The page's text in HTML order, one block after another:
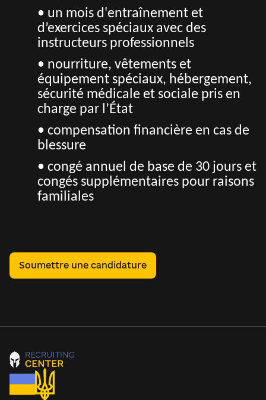
• un mois d'entraînement et
d’exercices spéciaux avec des
instructeurs professionnels
• nourriture, vêtements et
équipement spéciaux, hébergement,
sécurité médicale et sociale pris en
charge par l’État
• compensation financière en cas de
blessure
• congé annuel de base de 30 jours et
congés supplémentaires pour raisons
familiales
Soumettre une candidature